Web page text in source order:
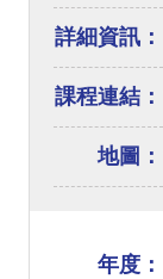
詳細資訊：
課程連結：
地圖：
年度：